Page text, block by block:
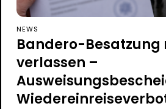
NEWS
Bandero-Besatzung
verlassen –